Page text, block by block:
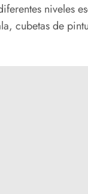
niveles
cubetas de